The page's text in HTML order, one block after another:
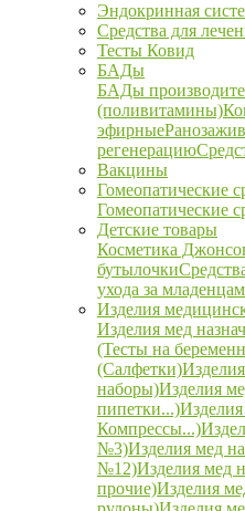
Эндокринная
Средства для
Тесты Ковид
БАДы
БАДы
(поливитамины)
эфирные
регенерацию
Вакцины
Гомеопатические
Гомеопатические
Детские товары
Косметика
бутылочки
ухода за
Изделия
Изделия мед
(Тесты на
(Салфетки)
наборы)Изделия
пипетки...)
Компрессы...)
№3)Изделия мед
№12)Изделия мед
прочие)Изделия